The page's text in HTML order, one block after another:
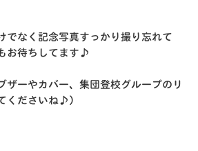
でなく記念写真すっかり撮り忘れて
お待ちしてます♪
ザーやカバー、集団登校グループのリ
くださいね♪）